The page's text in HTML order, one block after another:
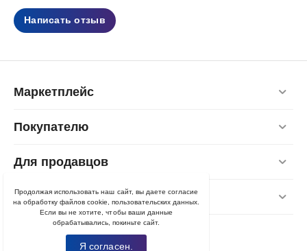
Написать отзыв
Маркетплейс
Покупателю
Для продавцов
Контакты
Продолжая использовать наш сайт, вы даете согласие
на обработку файлов cookie, пользовательских данных.
Если вы не хотите, чтобы ваши данные
обрабатывались, покиньте сайт.
Я согласен.